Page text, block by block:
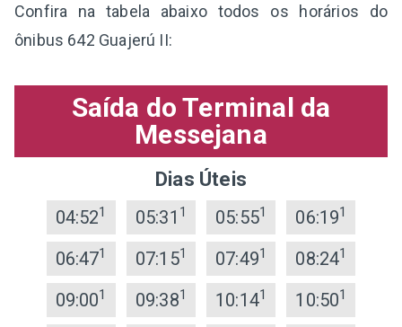
Confira na tabela abaixo todos os horários do
ônibus 642 Guajerú II:
Saída do Terminal da
Messejana
Dias Úteis
04:521 05:31 1 05:551 06:191
06:471 07:151 07:491 08:241
09:001 09:381 10:141 10:501